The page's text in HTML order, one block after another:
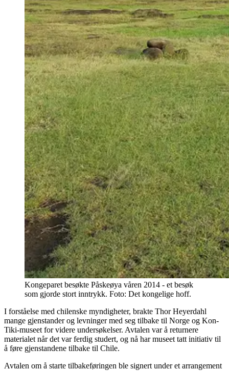
Kongeparet besøkte Påskeøya våren 2014 - et besøk
som gjorde stort inntrykk. Foto: Det kongelige hoff.
I forståelse med chilenske myndigheter, brakte Thor Heyerdahl
mange gjenstander og levninger med seg tilbake til Norge og Kon-
Tiki-museet for videre undersøkelser. Avtalen var å returnere
materialet når det var ferdig studert, og nå har museet tatt initiativ til
å føre gjenstandene tilbake til Chile.
Avtalen om å starte tilbakeføringen ble signert under et arrangement